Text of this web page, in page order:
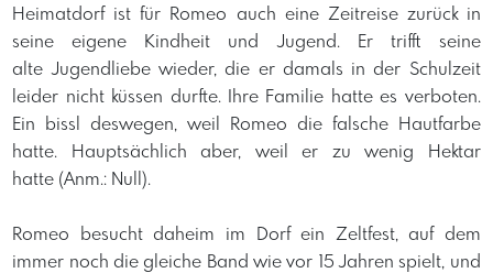
Heimatdorf ist für Romeo auch eine Zeitreise zurück in
seine eigene Kindheit und Jugend. Er trifft seine
alte Jugendliebe wieder, die er damals in der Schulzeit
leider nicht küssen durfte. Ihre Familie hatte es verboten.
Ein bissl deswegen, weil Romeo die falsche Hautfarbe
hatte. Hauptsächlich aber, weil er zu wenig Hektar
hatte (Anm.: Null).
Romeo besucht daheim im Dorf ein Zeltfest, auf dem
immer noch die gleiche Band wie vor 15 Jahren spielt, und